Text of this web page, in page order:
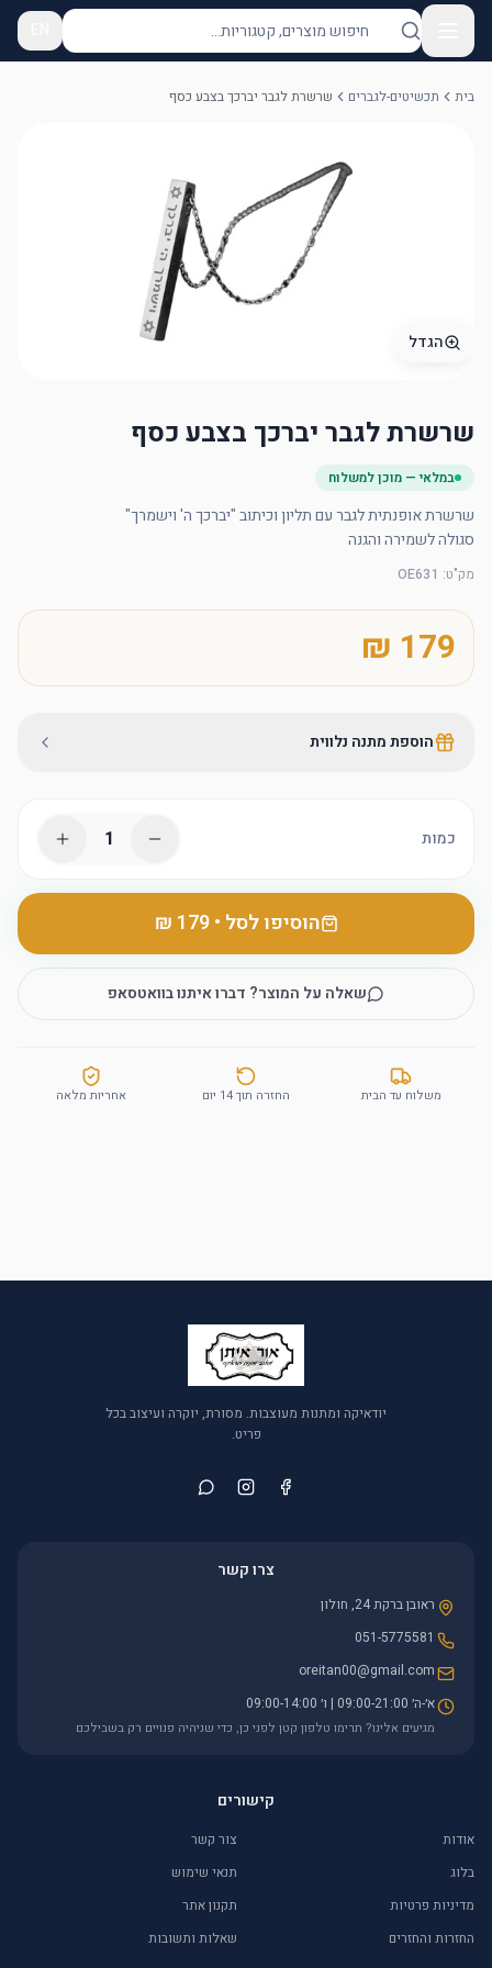
בית תכשיטים-לגברים שרשרת לגבר יברכך בצבע כסף
הגדל
שרשרת לגבר יברכך בצבע כסף
במלאי — מוכן למשלוח
סגולה לשמירה והגנה
מק"ט:
OE631
הוספת מתנה נלווית
כמות 1
הוסיפו לסל •
‏179 ₪
שאלה על המוצר? דברו איתנו בוואטסאפ
משלוח עד הבית החזרה תוך 14 יום אחריות מלאה
יודאיקה ומתנות מעוצבות. מסורת, יוקרה ועיצוב בכל
פריט.
צרו קשר
ראובן ברקת 24, חולון
051-5775581
oreitan00@gmail.com
א׳-ה׳ 09:00-21:00 | ו׳ 09:00-14:00
מגיעים אלינו? תרימו טלפון קטן לפני כן, כדי שניהיה פנויים רק בשבילכם
קישורים
אודות
צור קשר
בלוג
תנאי שימוש
מדיניות פרטיות
תקנון אתר
החזרות והחזרים
שאלות ותשובות